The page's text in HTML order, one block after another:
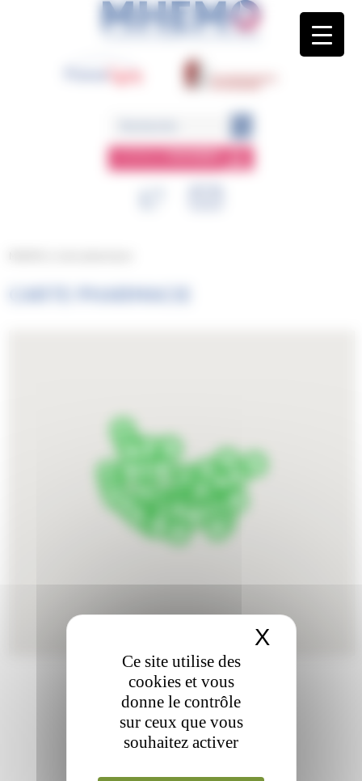
ESPACEMEMBRE
CARTE PHARMACIE
Panneau de gestion des cookies
Ce site utilise des
cookies et vous
donne le contrôle
sur ceux que vous
souhaitez activer
X